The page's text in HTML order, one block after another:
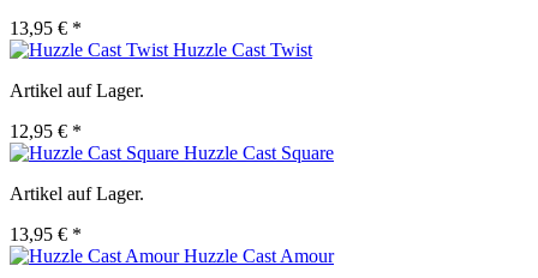
13,95 € *
Huzzle Cast Twist
Artikel auf Lager.
12,95 € *
Huzzle Cast Square
Artikel auf Lager.
13,95 € *
Huzzle Cast Amour